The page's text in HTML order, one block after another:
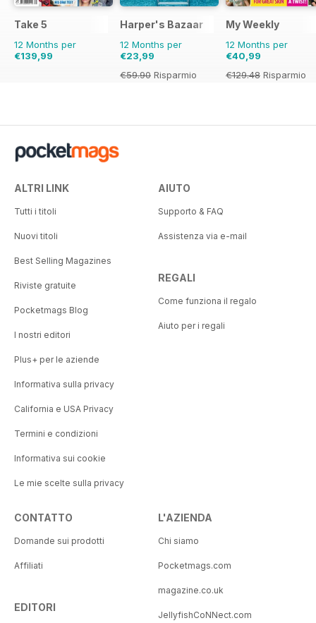
Take 5
12 Months per
€139,99
Harper's Bazaar
12 Months per
€23,99
€59.90 Risparmio
My Weekly
12 Months per
€40,99
€129.48 Risparmio
ALTRI LINK
Tutti i titoli
Nuovi titoli
Best Selling Magazines
Riviste gratuite
Pocketmags Blog
I nostri editori
Plus+ per le aziende
Informativa sulla privacy
California e USA Privacy
Termini e condizioni
Informativa sui cookie
Le mie scelte sulla privacy
AIUTO
Supporto & FAQ
Assistenza via e-mail
REGALI
Come funziona il regalo
Aiuto per i regali
CONTATTO
Domande sui prodotti
Affiliati
EDITORI
L'AZIENDA
Chi siamo
Pocketmags.com
magazine.co.uk
JellyfishCoNNect.com